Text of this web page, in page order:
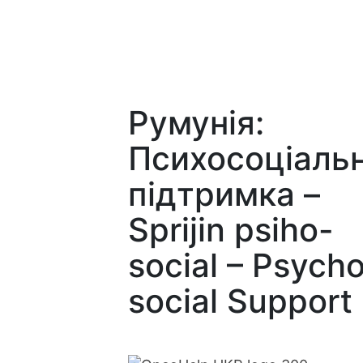
Румунія:
підтримка –
Sprijin psiho-
social –
social Support